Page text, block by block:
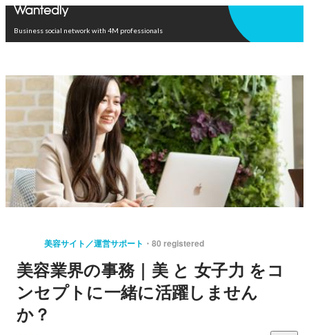
Business social network with 4M professionals
美容サイト／運営サポート 80 registered
美容業界の事務｜美 と 女子力 をコ
ンセプトに一緒に活躍しません
か？